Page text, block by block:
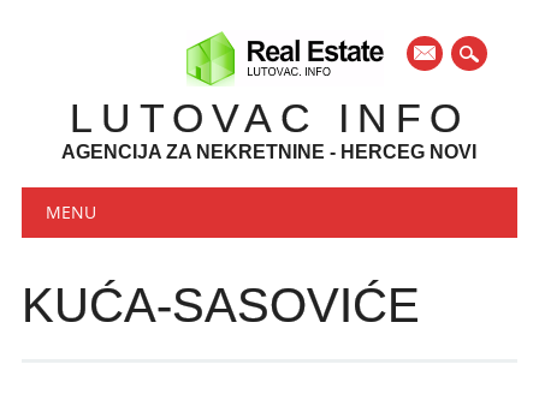
mail
LUTOVAC INFO
AGENCIJA ZA NEKRETNINE - HERCEG NOVI
Main menu
MENU
KUĆA-SASOVIĆE